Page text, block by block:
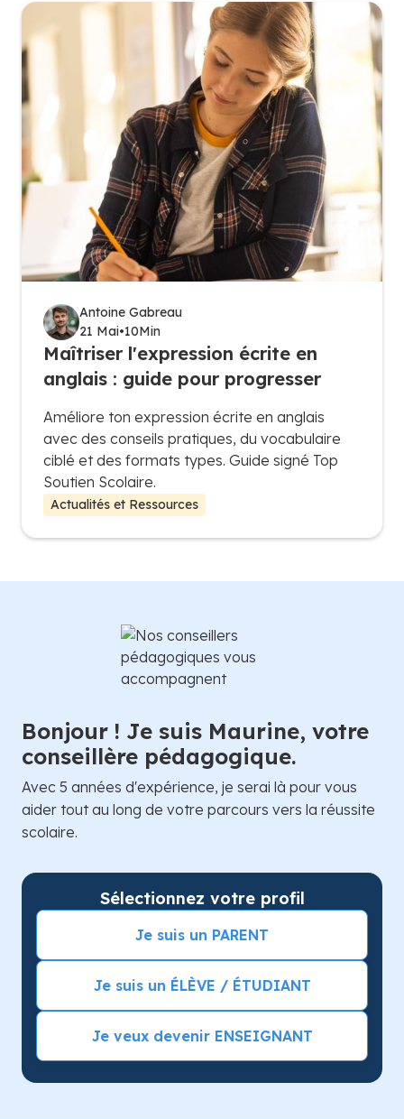
Antoine Gabreau
21 Mai•10Min
Maîtriser l'expression écrite en
anglais : guide pour progresser
Améliore ton expression écrite en anglais
avec des conseils pratiques, du vocabulaire
ciblé et des formats types. Guide signé Top
Soutien Scolaire.
Actualités et Ressources
Bonjour ! Je suis Maurine, votre
conseillère pédagogique.
Avec 5 années d'expérience, je serai là pour vous
aider tout au long de votre parcours vers la réussite
scolaire.
Sélectionnez votre profil
Je suis un PARENT
Je suis un ÉLÈVE / ÉTUDIANT
Je veux devenir ENSEIGNANT